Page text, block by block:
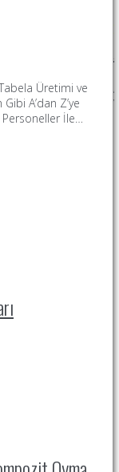
Üretimi ve
A’dan Z’ye
İle…